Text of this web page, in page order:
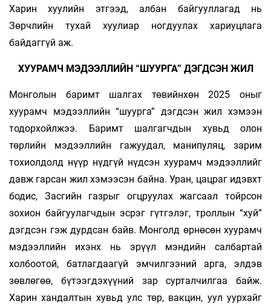
Харин хуулийн этгээд, албан байгууллагад нь
Зөрчлийн тухай хуулиар ногдуулах хариуцлага
байдаггүй аж.
ХУУРАМЧ МЭДЭЭЛЛИЙН “ШУУРГА” ДЭГДСЭН ЖИЛ
Монголын баримт шалгах төвийнхөн 2025 оныг
хуурамч мэдээллийн “шуурга” дэгдсэн жил хэмээн
тодорхойлжээ. Баримт шалгагчдын хувьд олон
төрлийн мэдээллийн гажуудал, манипуляц, зарим
тохиолдолд нүүр нүдгүй нүдсэн хуурамч мэдээллийг
давж гарсан жил хэмээсэн байна. Уран, цацраг идэвхт
бодис, Засгийн газрыг огцруулах жагсаал тойрсон
зохион байгуулагчдын эсрэг гүтгэлэг, троллын “хуй”
дэгдсэн гэж дурд­сан байв. Монголд өрнөсөн хуурамч
мэдээллийн ихэнх нь эрүүл мэндийн салбартай
холбоотой, батлагдаагүй эмчилгээний арга, элдэв
зөвлөгөө, бүтээгдэхүүний зар сурталчилгаа байж.
Харин хандалтын хувьд улс төр, вакцин, уул уурхайг